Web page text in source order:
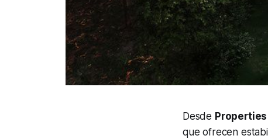
Desde Properties
que ofrecen